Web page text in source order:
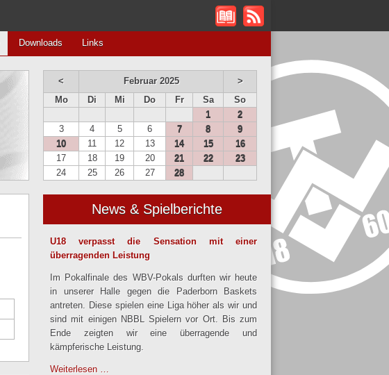
Downloads Links
< Februar 2025
>
Mo
Di Mi Do Fr Sa
So
1
2
3
4 5 6 7 8
9
10
11 12 13 14 15
16
17
18 19 20 21 22
23
24
25 26 27 28
News & Spielberichte
U18 verpasst die Sensation mit einer
überragenden Leistung
Im Pokalfinale des WBV-Pokals durften wir heute
in unserer Halle gegen die Paderborn Baskets
antreten. Diese spielen eine Liga höher als wir und
sind mit einigen NBBL Spielern vor Ort. Bis zum
Ende zeigten wir eine überragende und
kämpferische Leistung.
Weiterlesen …